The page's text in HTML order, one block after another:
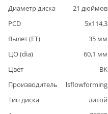
Диаметр диска
21 дюймов
PCD
5x114,3
Вылет (ET)
35 мм
ЦО (dia)
60,1 мм
Цвет
BK
Производитель
lsflowforming
Тип диска
литой